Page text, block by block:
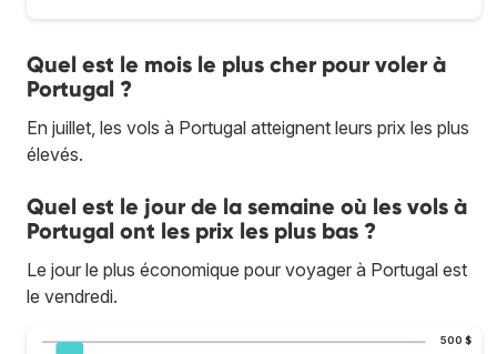
Quel est le mois le plus cher pour voler à
Portugal ?
En juillet, les vols à Portugal atteignent leurs prix les plus
élevés.
Quel est le jour de la semaine où les vols à
Portugal ont les prix les plus bas ?
Le jour le plus économique pour voyager à Portugal est
le vendredi.
500 $